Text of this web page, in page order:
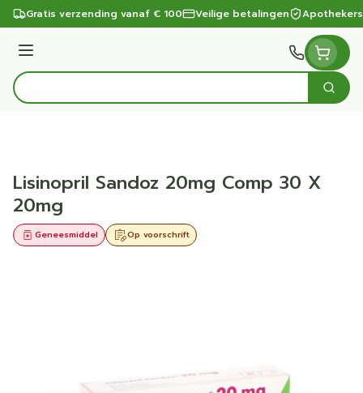
Ga naar de inhoud
Gratis verzending vanaf € 100 Veilige betalingen
Menu
Product, merk, categorie...
Zoek
Lisinopril Sandoz 20mg Comp 30 X
20mg
Op voorschrift
Geneesmiddel